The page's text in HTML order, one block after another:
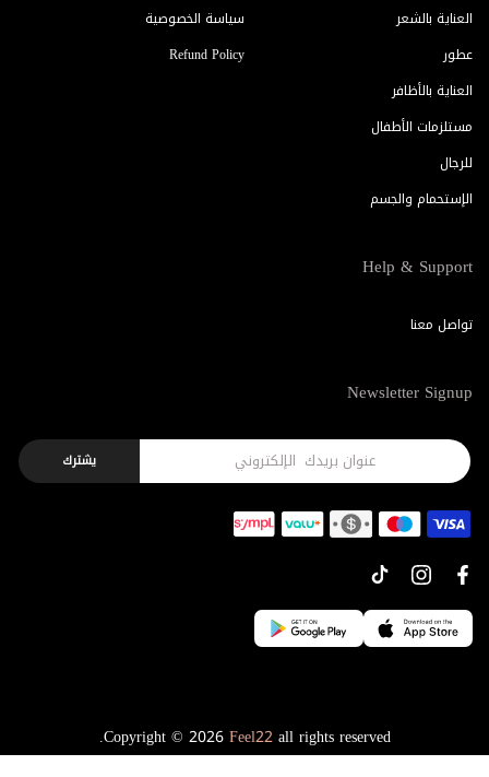
العناية بالشعر
عطور
العناية بالأظافر
مستلزمات الأطفال
للرجال
الإستحمام والجسم
سياسة الخصوصية
Refund Policy
Help & Support
تواصل معنا
Newsletter Signup
يشترك
Copyright © 2026Feel22all rights reserved.